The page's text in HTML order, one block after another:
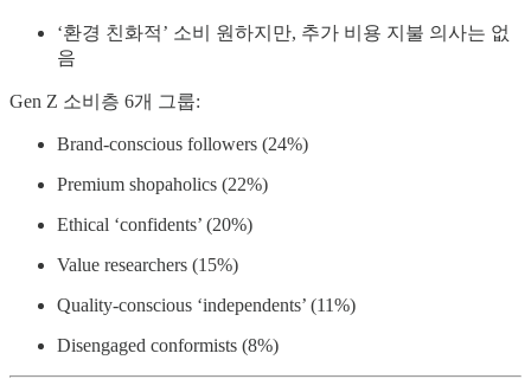
‘환경 친화적’ 소비 원하지만, 추가 비용 지불 의사는 없
음
Gen Z 소비층 6개 그룹:
Brand-conscious followers (24%)
Premium shopaholics (22%)
Ethical ‘confidents’ (20%)
Value researchers (15%)
Quality-conscious ‘independents’ (11%)
Disengaged conformists (8%)